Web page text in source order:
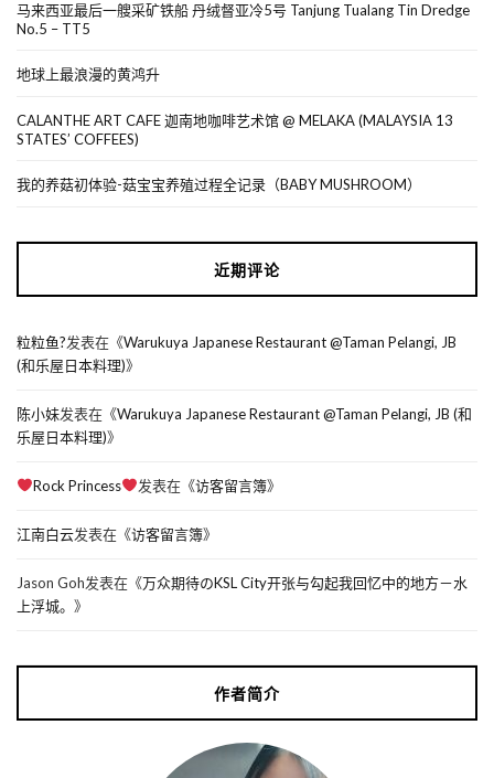
马来西亚最后一艘采矿铁船 丹绒督亚冷5号 Tanjung Tualang Tin Dredge
No.5 – TT5
地球上最浪漫的黄鸿升
CALANTHE ART CAFE 迦南地咖啡艺术馆 @ MELAKA (MALAYSIA 13
STATES’ COFFEES)
我的养菇初体验-菇宝宝养殖过程全记录（BABY MUSHROOM）
近期评论
粒粒鱼?发表在《Warukuya Japanese Restaurant @Taman Pelangi, JB
(和乐屋日本料理)》
陈小妹发表在《Warukuya Japanese Restaurant @Taman Pelangi, JB (和
乐屋日本料理)》
Rock Princess 发表在《访客留言簿》
江南白云发表在《访客留言簿》
Jason Goh发表在《万众期待のKSL City开张与勾起我回忆中的地方－水
上浮城。 》
作者简介